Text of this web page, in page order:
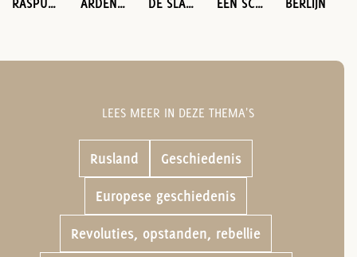
RASPUTIN ARDENNES 1944 DE SLAG OM ARNHEM EEN SCHRIJVER IN OORLOG BERLIJN
Rusland Geschiedenis
Europese geschiedenis
Revoluties, opstanden, rebellie
LEES MEER IN DEZE THEMA'S